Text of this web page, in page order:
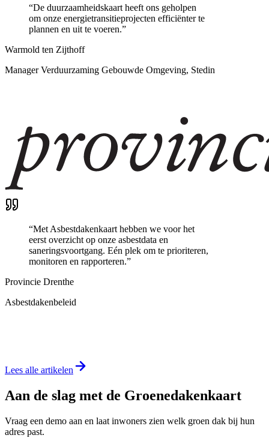
“De duurzaamheidskaart heeft ons geholpen
om onze energietransitieprojecten efficiënter te
plannen en uit te voeren.”
Warmold ten Zijthoff
Manager Verduurzaming Gebouwde Omgeving, Stedin
“Met Asbestdakenkaart hebben we voor het
eerst overzicht op onze asbestdata en
saneringsvoortgang. Eén plek om te prioriteren,
monitoren en rapporteren.”
Provincie Drenthe
Asbestdakenbeleid
Lees alle artikelen
Aan de slag met de Groenedakenkaart
Vraag een demo aan en laat inwoners zien welk groen dak bij hun
adres past.